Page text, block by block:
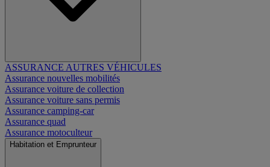
ASSURANCE AUTRES VÉHICULES
Assurance nouvelles mobilités
Assurance voiture de collection
Assurance voiture sans permis
Assurance camping-car
Assurance quad
Assurance motoculteur
Habitation et Emprunteur